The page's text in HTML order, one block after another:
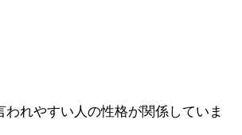
われやすい人の性格が関係していま